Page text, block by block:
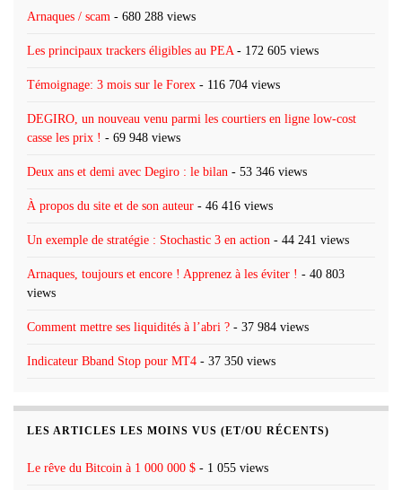
Arnaques / scam - 680 288 views
Les principaux trackers éligibles au PEA - 172 605 views
Témoignage: 3 mois sur le Forex - 116 704 views
DEGIRO, un nouveau venu parmi les courtiers en ligne low-cost
casse les prix ! - 69 948 views
Deux ans et demi avec Degiro : le bilan - 53 346 views
À propos du site et de son auteur - 46 416 views
Un exemple de stratégie : Stochastic 3 en action - 44 241 views
Arnaques, toujours et encore ! Apprenez à les éviter ! - 40 803
views
Comment mettre ses liquidités à l’abri ? - 37 984 views
Indicateur Bband Stop pour MT4 - 37 350 views
LES ARTICLES LES MOINS VUS (ET/OU RÉCENTS)
Le rêve du Bitcoin à 1 000 000 $ - 1 055 views